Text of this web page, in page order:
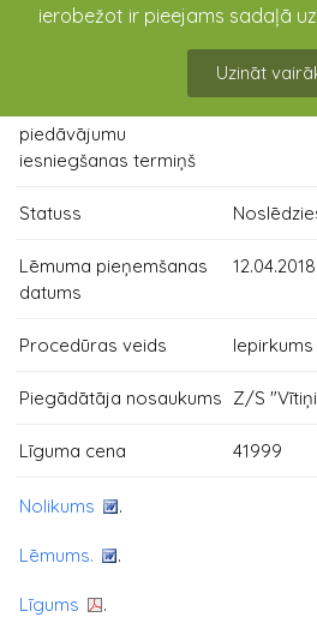
ierobežot ir pieejams sadaļā
Uzināt
Pasūtītājs
piedāvājumu
iesniegšanas termiņš
Statuss
Lēmuma pieņemšanas
datums
12.04.2018
Procedūras veids
Piegādātāja nosaukums Z/S
Līguma cena 41999
Nolikums .
Lēmums. .
Līgums .